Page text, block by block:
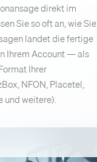
direkt im
Sie so oft an, wie Sie
landet die fertige
Ihrem Account — als
Ihrer
NFON, Placetel,
und weitere).